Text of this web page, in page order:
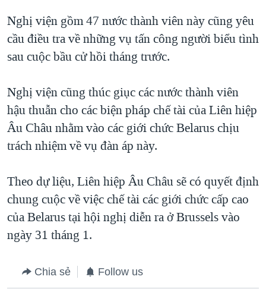
BÊN KIA QUỐC LỘ: TIẾNG VỌNG TỪ NÔNG THÔN MỸ
QUAN HỆ VIỆT MỸ
Nghị viện gồm 47 nước thành viên này cũng yêu
cầu điều tra về những vụ tấn công người biểu tình
sau cuộc bầu cử hồi tháng trước.
Nghị viện cũng thúc giục các nước thành viên
hậu thuẫn cho các biện pháp chế tài của Liên hiệp
Âu Châu nhằm vào các giới chức Belarus chịu
trách nhiệm về vụ đàn áp này.
Theo dự liệu, Liên hiệp Âu Châu sẽ có quyết định
chung cuộc về việc chế tài các giới chức cấp cao
của Belarus tại hội nghị diễn ra ở Brussels vào
ngày 31 tháng 1.
Chia sẻ Follow us